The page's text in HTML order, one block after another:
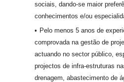
sociais, dando-se maior
conhecimentos e/ou
Pelo menos 5 anos de
comprovada na gestão de
actuando no sector público,
projectos de infra-estruturas
drenagem, abastecimento de